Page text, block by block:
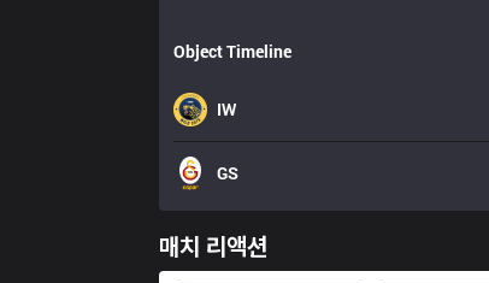
Object Timeline
IW
GS
매치 리액션